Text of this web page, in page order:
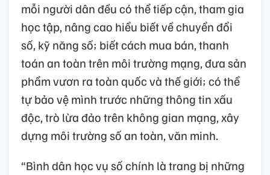
mỗi người dân đều có thể tiếp cận, tham gia
học tập, nâng cao hiểu biết về chuyển đổi
số, kỹ năng số; biết cách mua bán, thanh
toán an toàn trên môi trường mạng, đưa sản
phẩm vươn ra toàn quốc và thế giới; có thể
tự bảo vệ mình trước những thông tin xấu
độc, trò lừa đảo trên không gian mạng, xây
dựng môi trường số an toàn, văn minh.
“Bình dân học vụ số chính là trang bị những